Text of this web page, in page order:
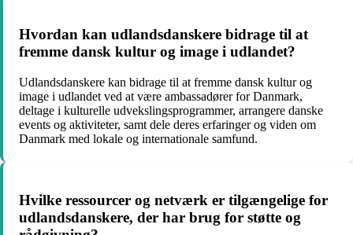
Hvordan kan udlandsdanskere bidrage til at
fremme dansk kultur og image i udlandet?
Udlandsdanskere kan bidrage til at fremme dansk kultur og
image i udlandet ved at være ambassadører for Danmark,
deltage i kulturelle udvekslingsprogrammer, arrangere danske
events og aktiviteter, samt dele deres erfaringer og viden om
Danmark med lokale og internationale samfund.
Hvilke ressourcer og netværk er tilgængelige for
udlandsdanskere, der har brug for støtte og